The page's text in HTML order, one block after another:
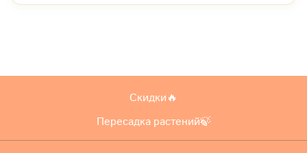
Скидки🔥
Пересадка растений🍃